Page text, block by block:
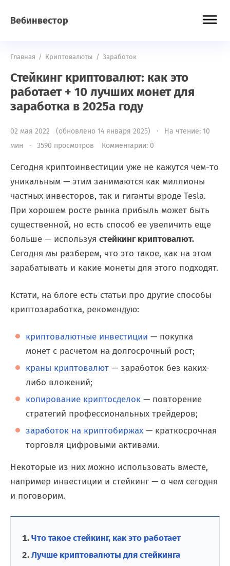
Вебинвестор
Главная / Криптовалюты / Заработок
Стейкинг криптовалют: как это
работает + 10 лучших монет для
заработка в 2025а году
02 мая 2022 (обновлено 14 января 2025) · На чтение: 10
мин · 3590 просмотров
Комментарии: 0
Сегодня криптоинвестиции уже не кажутся чем-то
уникальным — этим занимаются как миллионы
частных инвесторов, так и гиганты вроде Tesla.
При хорошем росте рынка прибыль может быть
существенной, но есть способ ее увеличить еще
больше — используя стейкинг криптовалют.
Сегодня мы разберем, что это такое, как на этом
зарабатывать и какие монеты для этого подходят.
Кстати, на блоге есть статьи про другие способы
криптозаработка, рекомендую:
криптовалютные инвестиции — покупка
монет с расчетом на долгосрочный рост;
краны криптовалют — заработок без каких-
либо вложений;
копирование криптосделок — повторение
стратегий профессиональных трейдеров;
заработок на криптобиржах — краткосрочная
торговля цифровыми активами.
Некоторые из них можно использовать вместе,
например инвестиции и стейкинг — о чем сегодня
и поговорим.
Что такое стейкинг, как это работает
Лучше криптовалюты для стейкинга